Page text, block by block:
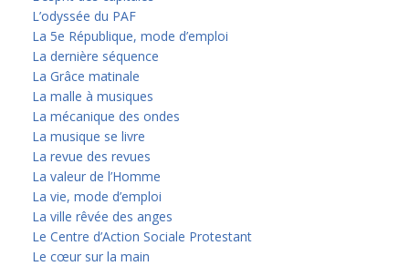
L’odyssée du PAF
La 5e République, mode d’emploi
La dernière séquence
La Grâce matinale
La malle à musiques
La mécanique des ondes
La musique se livre
La revue des revues
La valeur de l’Homme
La vie, mode d’emploi
La ville rêvée des anges
Le Centre d’Action Sociale Protestant
Le cœur sur la main